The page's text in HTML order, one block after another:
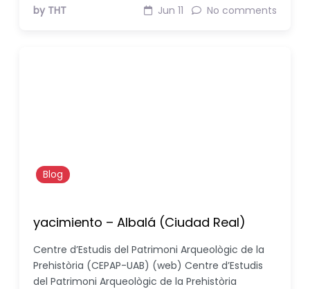
by THT Jun 11 No comments
Blog
yacimiento – Albalá (Ciudad Real)
Centre d’Estudis del Patrimoni Arqueològic de la
Prehistòria (CEPAP-UAB) (web) Centre d’Estudis
del Patrimoni Arqueològic de la Prehistòria